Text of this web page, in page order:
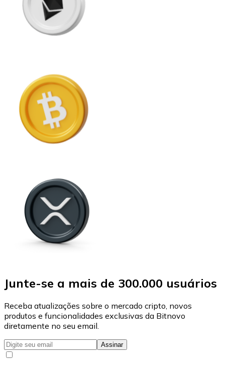
Junte-se a mais de 300.000 usuários
Receba atualizações sobre o mercado cripto, novos
produtos e funcionalidades exclusivas da Bitnovo
diretamente no seu email.
Assinar